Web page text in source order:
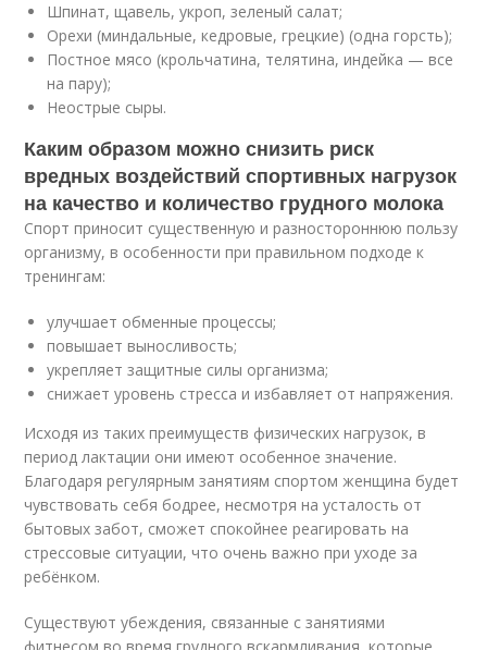
Шпинат, щавель, укроп, зеленый салат;
Орехи (миндальные, кедровые, грецкие) (одна горсть);
Постное мясо (крольчатина, телятина, индейка — все
на пару);
Неострые сыры.
Каким образом можно снизить риск
вредных воздействий спортивных нагрузок
на качество и количество грудного молока
Спорт приносит существенную и разностороннюю пользу
организму, в особенности при правильном подходе к
тренингам:
улучшает обменные процессы;
повышает выносливость;
укрепляет защитные силы организма;
снижает уровень стресса и избавляет от напряжения.
Исходя из таких преимуществ физических нагрузок, в
период лактации они имеют особенное значение.
Благодаря регулярным занятиям спортом женщина будет
чувствовать себя бодрее, несмотря на усталость от
бытовых забот, сможет спокойнее реагировать на
стрессовые ситуации, что очень важно при уходе за
ребёнком.
Существуют убеждения, связанные с занятиями